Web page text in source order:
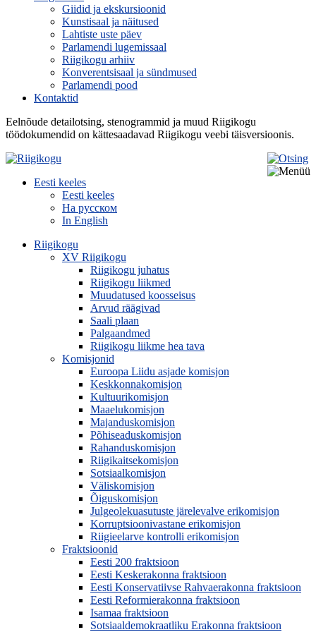
Giidid ja ekskursioonid
Kunstisaal ja näitused
Lahtiste uste päev
Parlamendi lugemissaal
Riigikogu arhiiv
Konverentsisaal ja sündmused
Parlamendi pood
Kontaktid
Eelnõude detailotsing, stenogrammid ja muud Riigikogu
töödokumendid on kättesaadavad Riigikogu veebi täisversioonis.
Eesti keeles
Eesti keeles
На русском
In English
Riigikogu
XV Riigikogu
Riigikogu juhatus
Riigikogu liikmed
Muudatused koosseisus
Arvud räägivad
Saali plaan
Palgaandmed
Riigikogu liikme hea tava
Komisjonid
Euroopa Liidu asjade komisjon
Keskkonnakomisjon
Kultuurikomisjon
Maaelukomisjon
Majanduskomisjon
Põhiseaduskomisjon
Rahanduskomisjon
Riigikaitsekomisjon
Sotsiaalkomisjon
Väliskomisjon
Õiguskomisjon
Julgeolekuasutuste järelevalve erikomisjon
Korruptsioonivastane erikomisjon
Riigieelarve kontrolli erikomisjon
Fraktsioonid
Eesti 200 fraktsioon
Eesti Keskerakonna fraktsioon
Eesti Konservatiivse Rahvaerakonna fraktsioon
Eesti Reformierakonna fraktsioon
Isamaa fraktsioon
Sotsiaaldemokraatliku Erakonna fraktsioon